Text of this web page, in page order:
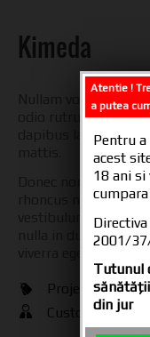
Kimeda
Nullam volutpat,
odio rutrum urna, at
dapibus lacus nec
Donec non mauris
rhoncus neque.
vestibulum, sem
nulla in dui.
Project:
Customer:
Atentie !
a putea
Pentru
acest
18 ani si
2001/
Tutunul
din jur